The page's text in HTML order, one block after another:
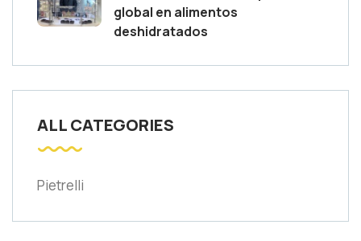
global en alimentos
deshidratados
ALL CATEGORIES
Pietrelli